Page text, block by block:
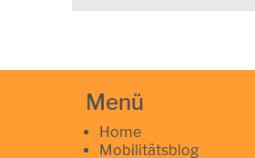
Menü
Home
Mobilitätsblog